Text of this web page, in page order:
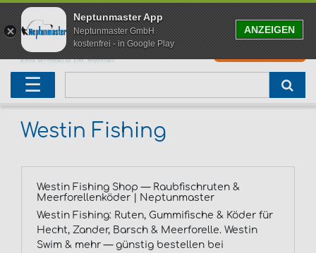
☰
Westin Fishing
Westin Fishing Shop — Raubfischruten &
Meerforellenköder | Neptunmaster
Westin Fishing: Ruten, Gummifische & Köder für
Hecht, Zander, Barsch & Meerforelle. Westin
Swim & mehr — günstig bestellen bei
Neu eingetroffen
Angelset
Geschenke für Angler
Karpfenruten
Freilaufrollen
Karpfenmontagen
Boilies
Karpfenliege
Raubfischrute
Köderfischrute
Köderfischsenke
Gummifische
Raubfischkescher
Forellenruten
Forellenposen
Forellenköder
weitere
Wallerruten
Wallerrolle
Wallerköder
Angelbox
weitere
Meeresruten
Meeresrollen
Meerforellenköder
Polbrillen
weitere
Matchruten
Feederrollen
Futterkorb
weitere
Trollingruten
Bootsrutenhalter
weitere
Neptunmaster App
Neptunmaster GmbH
kostenfrei - in Google Play
ANZEIGEN